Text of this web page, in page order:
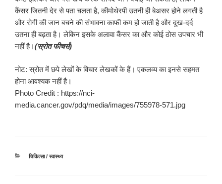
कैंसर जितनी देर से पता चलता है, कीमोथेरपी उतनी ही बेअसर होने लगती है
और रोगी की जान बचने की संभावना काफी कम हो जाती है और दुख-दर्द
उतना ही बढ़ता है। लेकिन इसके अलावा कैंसर का और कोई ठोस उपचार भी
नहीं है।(स्रोत फीचर्स)
नोट: स्रोत में छपे लेखों के विचार लेखकों के हैं। एकलव्य का इनसे सहमत
होना आवश्यक नहीं है।
Photo Credit : https://nci-
media.cancer.gov/pdq/media/images/755978-571.jpg
श्रेणियाँ
चिकित्सा / स्वास्थ्य